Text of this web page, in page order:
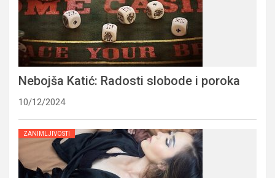
Nebojša Katić: Radosti slobode i poroka
10/12/2024
ZANIMLJIVOSTI